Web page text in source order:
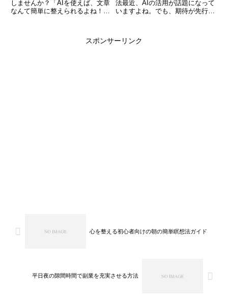
しませんか？「AIを使えば、文章
なんて簡単に整えられるよね！」
ぶつかることが多かったんです。
法最近、AIの活用が話題になって
いますよね。でも、期待が先行す
ていきたいと思います。この記事
スポンサーリンク
心を整える初心者向けの朝の簡単瞑想法ガイド
平日夜の隙間時間で副業を充実させる方法